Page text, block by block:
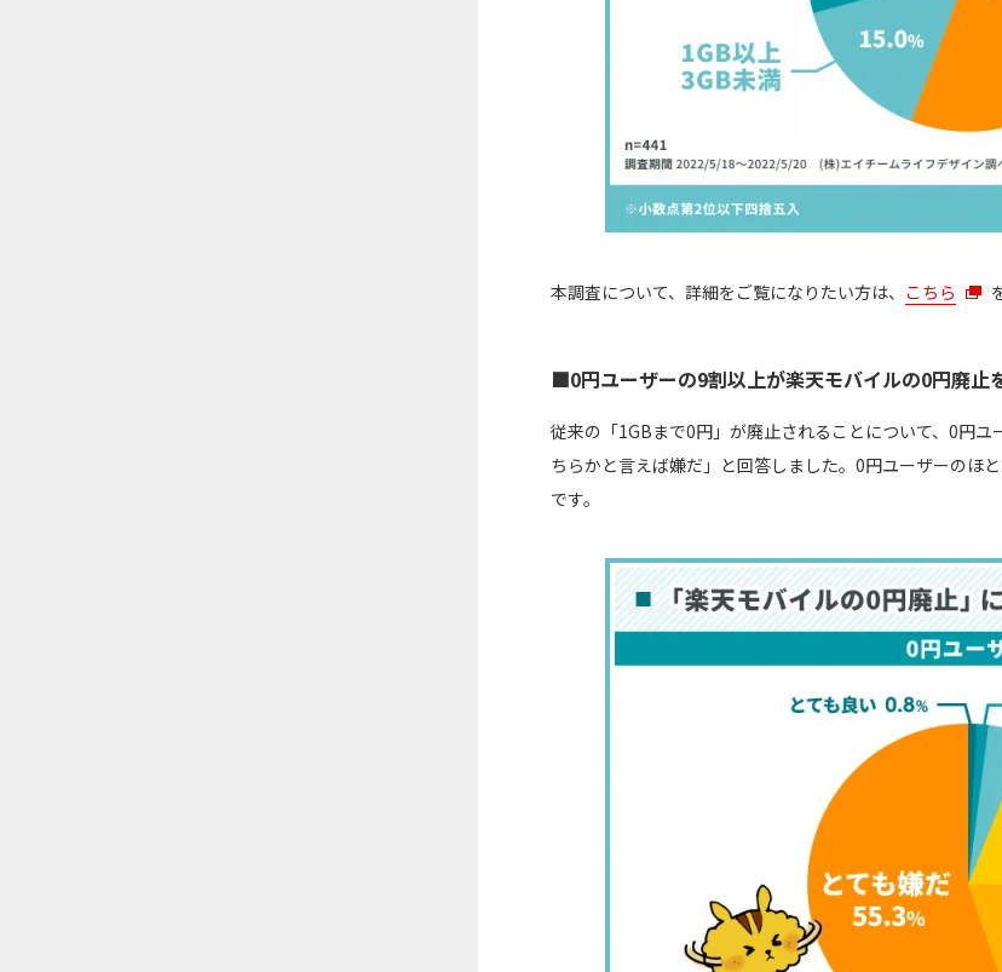
本調査について、詳細をご覧になりたい方は、 こちら
■0円ユーザーの9割以上が楽天モバイルの0円廃止
従来の「1GBまで0円」が廃止されることについて、0円
ちらかと言えば嫌だ」と回答しました。0円ユーザーのほ
です。